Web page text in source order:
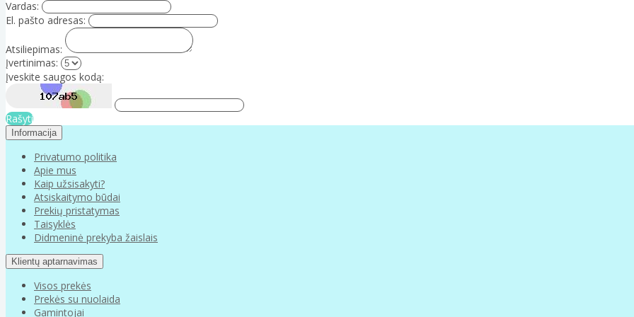
Vardas:
El. pašto adresas:
Atsiliepimas:
Įvertinimas:
Įveskite saugos kodą:
Rašyti
Informacija
Privatumo politika
Apie mus
Kaip užsisakyti?
Atsiskaitymo būdai
Prekių pristatymas
Taisyklės
Didmeninė prekyba žaislais
Klientų aptarnavimas
Visos prekės
Prekės su nuolaida
Gamintojai